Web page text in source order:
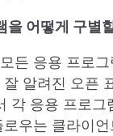
을 어떻게 구별
든 응용 프로
알려진 오픈
각 응용 프로그
우는 클라이